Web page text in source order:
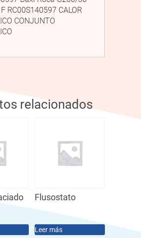
RC00S140597 CALOR
CONJUNTO
relacionados
Flusostato
Leer más